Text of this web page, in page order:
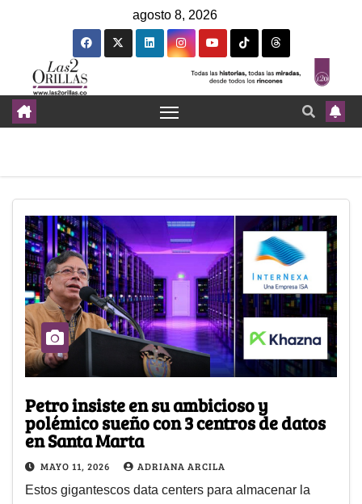
agosto 8, 2026
Petro insiste en su ambicioso y
polémico sueño con 3 centros de datos
en Santa Marta
MAYO 11, 2026 ADRIANA ARCILA
Estos gigantescos data centers para almacenar la